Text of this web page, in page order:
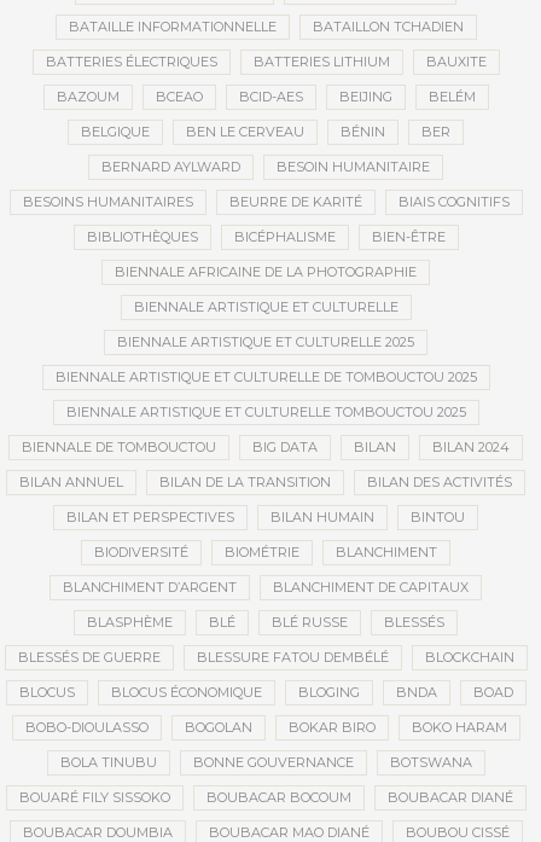
BATAILLE INFORMATIONNELLE BATAILLON TCHADIEN
BATTERIES ÉLECTRIQUES BATTERIES LITHIUM BAUXITE
BAZOUM BCEAO BCID-AES BEIJING BELÉM
BELGIQUE BEN LE CERVEAU BÉNIN BER
BERNARD AYLWARD BESOIN HUMANITAIRE
BESOINS HUMANITAIRES BEURRE DE KARITÉ BIAIS COGNITIFS
BIBLIOTHÈQUES BICÉPHALISME BIEN-ÊTRE
BIENNALE AFRICAINE DE LA PHOTOGRAPHIE
BIENNALE ARTISTIQUE ET CULTURELLE
BIENNALE ARTISTIQUE ET CULTURELLE 2025
BIENNALE ARTISTIQUE ET CULTURELLE DE TOMBOUCTOU 2025
BIENNALE ARTISTIQUE ET CULTURELLE TOMBOUCTOU 2025
BIENNALE DE TOMBOUCTOU BIG DATA BILAN BILAN 2024
BILAN ANNUEL BILAN DE LA TRANSITION BILAN DES ACTIVITÉS
BILAN ET PERSPECTIVES BILAN HUMAIN BINTOU
BIODIVERSITÉ BIOMÉTRIE BLANCHIMENT
BLANCHIMENT D’ARGENT BLANCHIMENT DE CAPITAUX
BLASPHÈME BLÉ BLÉ RUSSE BLESSÉS
BLESSÉS DE GUERRE BLESSURE FATOU DEMBÉLÉ BLOCKCHAIN
BLOCUS BLOCUS ÉCONOMIQUE BLOGING BNDA BOAD
BOBO-DIOULASSO BOGOLAN BOKAR BIRO BOKO HARAM
BOLA TINUBU BONNE GOUVERNANCE BOTSWANA
BOUARÉ FILY SISSOKO BOUBACAR BOCOUM BOUBACAR DIANÉ
BOUBACAR DOUMBIA BOUBACAR MAO DIANÉ BOUBOU CISSÉ